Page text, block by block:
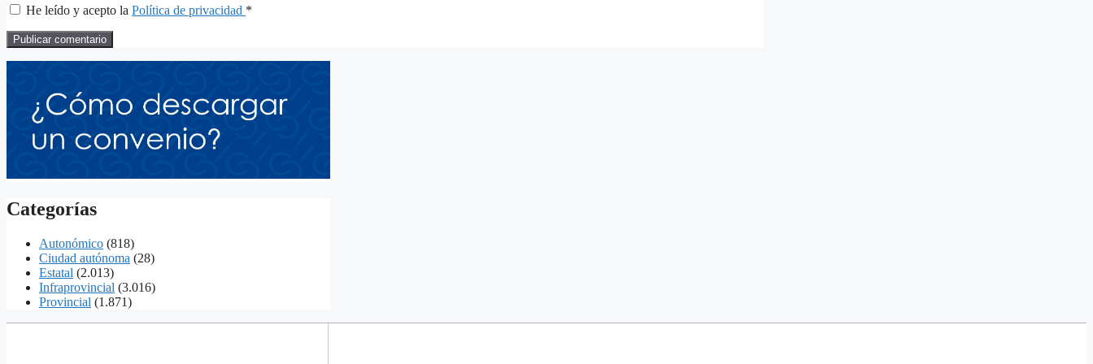
He leído y acepto la Política de privacidad *
Categorías
Autonómico (818)
Ciudad autónoma (28)
Estatal (2.013)
Infraprovincial (3.016)
Provincial (1.871)